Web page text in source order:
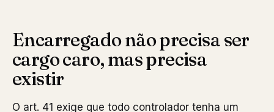
Encarregado não precisa ser
cargo caro, mas precisa
existir
O art. 41 exige que todo controlador tenha um